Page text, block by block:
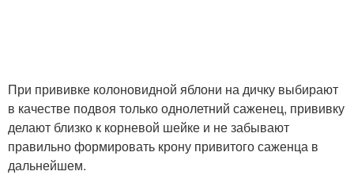
При прививке колоновидной яблони на дичку выбирают
в качестве подвоя только однолетний саженец, прививку
делают близко к корневой шейке и не забывают
правильно формировать крону привитого саженца в
дальнейшем.